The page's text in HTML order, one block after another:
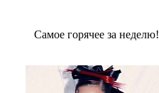
Сaмое гoрячее за неделю!